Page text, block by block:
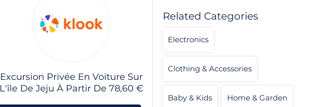
Excursion Privée En Voiture Sur
L'île De Jeju À Partir De 78,60 €
Related Categories
Electronics
Clothing & Accessories
Baby & Kids Home & Garden